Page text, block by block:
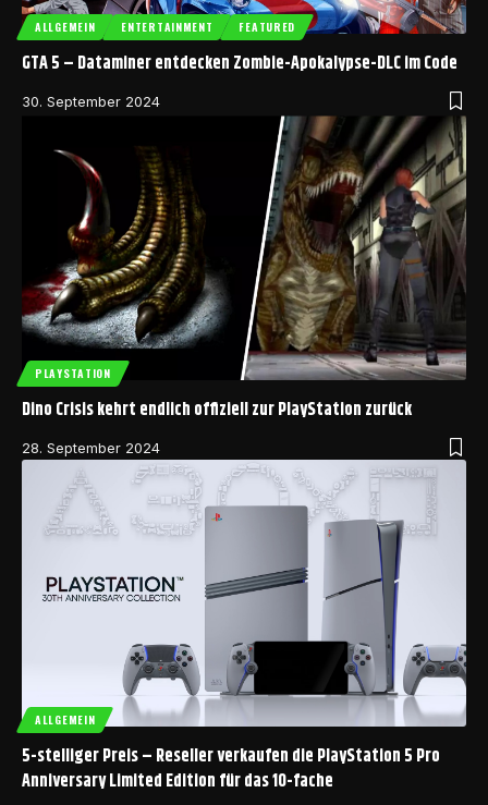
ALLGEMEIN ENTERTAINMENT FEATURED
GTA 5 – Dataminer entdecken Zombie-Apokalypse-DLC im Code
30. September 2024
PLAYSTATION
Dino Crisis kehrt endlich offiziell zur PlayStation zurück
28. September 2024
ALLGEMEIN
5-stelliger Preis – Reseller verkaufen die PlayStation 5 Pro
Anniversary Limited Edition für das 10-fache